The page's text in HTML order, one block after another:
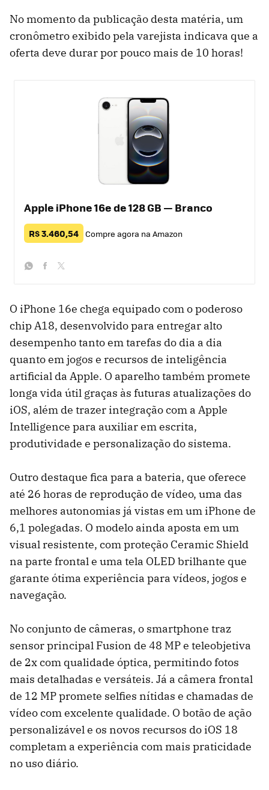
No momento da publicação desta matéria, um
cronômetro exibido pela varejista indicava que a
oferta deve durar por pouco mais de 10 horas!
Apple iPhone 16e de 128 GB — Branco
R$ 3.460,54 Compre agora na Amazon
O iPhone 16e chega equipado com o poderoso
chip A18, desenvolvido para entregar alto
desempenho tanto em tarefas do dia a dia
quanto em jogos e recursos de inteligência
artificial da Apple. O aparelho também promete
longa vida útil graças às futuras atualizações do
iOS, além de trazer integração com a Apple
Intelligence para auxiliar em escrita,
produtividade e personalização do sistema.
Outro destaque fica para a bateria, que oferece
até 26 horas de reprodução de vídeo, uma das
melhores autonomias já vistas em um iPhone de
6,1 polegadas. O modelo ainda aposta em um
visual resistente, com proteção Ceramic Shield
na parte frontal e uma tela OLED brilhante que
garante ótima experiência para vídeos, jogos e
navegação.
No conjunto de câmeras, o smartphone traz
sensor principal Fusion de 48 MP e teleobjetiva
de 2x com qualidade óptica, permitindo fotos
mais detalhadas e versáteis. Já a câmera frontal
de 12 MP promete selfies nítidas e chamadas de
vídeo com excelente qualidade. O botão de ação
personalizável e os novos recursos do iOS 18
completam a experiência com mais praticidade
no uso diário.